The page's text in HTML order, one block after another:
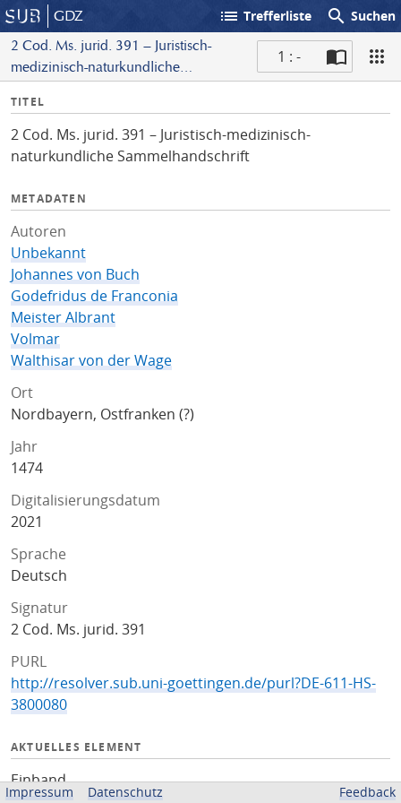
GDZ list Trefferliste search Suchen
2 Cod. Ms. jurid. 391 – Juristisch-
medizinisch-naturkundliche
1 : -
I
f
o
TITEL
2 Cod. Ms. jurid. 391 – Juristisch-medizinisch-
naturkundliche Sammelhandschrift
METADATEN
Autoren
Unbekannt
Johannes von Buch
Godefridus de Franconia
Meister Albrant
Volmar
Walthisar von der Wage
Ort
Nordbayern, Ostfranken (?)
Jahr
1474
Digitalisierungsdatum
2021
Sprache
Deutsch
Signatur
2 Cod. Ms. jurid. 391
PURL
http://resolver.sub.uni-goettingen.de/purl?DE-611-HS-
3800080
AKTUELLES ELEMENT
Einband
Impressum Datenschutz Feedback